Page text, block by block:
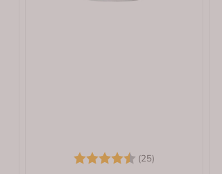
Karakter: (25)